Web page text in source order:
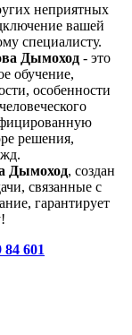
неприятных
вашей
специалисту.
Дымоход - это
обучение,
особенности
решения,
Дымоход, создан
связанные с
гарантирует
84 601